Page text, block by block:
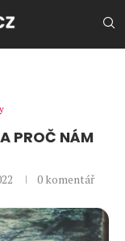
PROČ NÁM
0 komentář